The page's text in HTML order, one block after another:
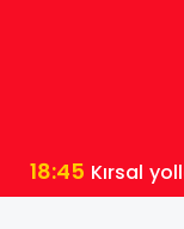
18:45 Kırsal